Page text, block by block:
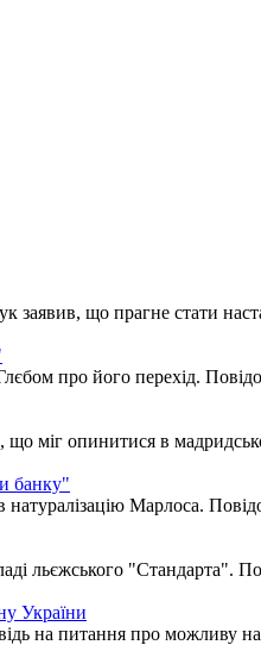
що прагне стати
про його перехід.
міг опинитися в
банку"
Марлоса.
льєжського "Стандарта".
України
на питання про можливу